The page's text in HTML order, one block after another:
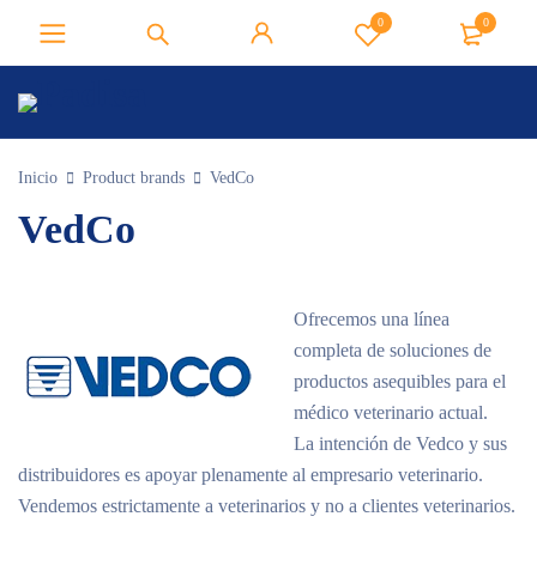
0 0
Inicio Product brands VedCo
VedCo
Ofrecemos una línea
completa de soluciones de
productos asequibles para el
médico veterinario actual.
La intención de Vedco y sus
distribuidores es apoyar plenamente al empresario veterinario.
Vendemos estrictamente a veterinarios y no a clientes veterinarios.